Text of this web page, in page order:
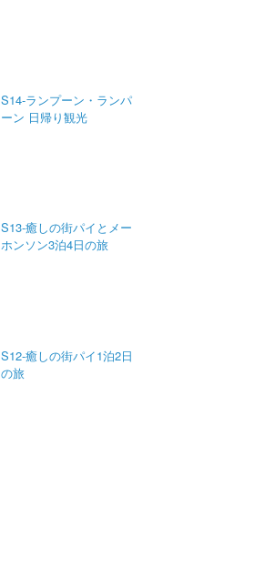
S14-ランプーン・ランパ
ーン 日帰り観光
S13-癒しの街パイとメー
ホンソン3泊4日の旅
S12-癒しの街パイ1泊2日
の旅